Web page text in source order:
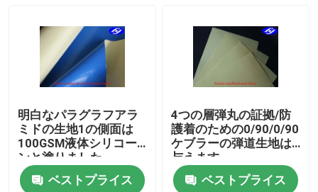
明白なパラグラフアラ
ミドの生地1の側面は
100GSM液体シリコー
ンと塗りました
ベストプライス
4つの層弾丸の証拠/防
護着のための0/90/0/90
ケブラーの弾道生地は
与えます
ベストプライス